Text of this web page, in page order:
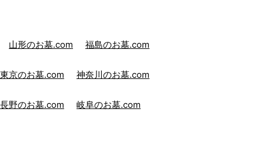
山形のお墓.com 福島のお墓.com
東京のお墓.com 神奈川のお墓.com
長野のお墓.com
岐阜のお墓.com